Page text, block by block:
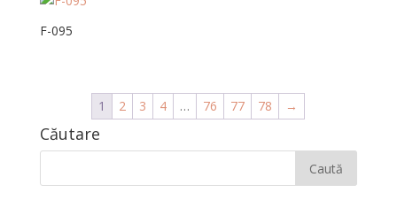
F-095
1 2 3 4 … 76 77 78 →
Căutare